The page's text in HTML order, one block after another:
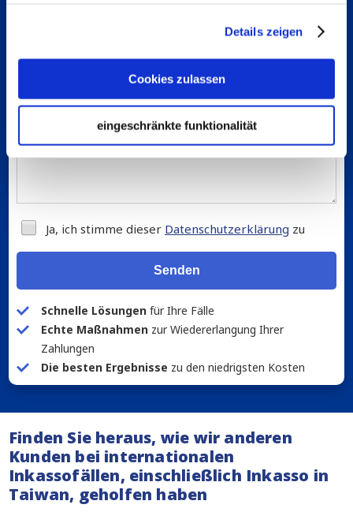
Details zeigen
Cookies zulassen
eingeschränkte funktionalität
Ja, ich stimme dieser Datenschutzerklärung zu
Senden
Schnelle Lösungen für Ihre Fälle
Echte Maßnahmen zur Wiedererlangung Ihrer
Zahlungen
Die besten Ergebnisse zu den niedrigsten Kosten
Finden Sie heraus, wie wir anderen
Kunden bei internationalen
Inkassofällen, einschließlich Inkasso in
Taiwan, geholfen haben